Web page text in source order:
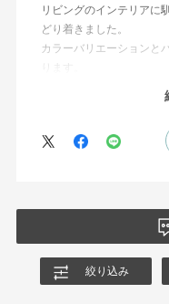
リビングのインテリアに
どり着きました。
カラーバリエーションと
オフィスチェアにしては
した、座り心地も良く大
今回どうしても欲しい
購入しましたが、欲を言
絞り込み